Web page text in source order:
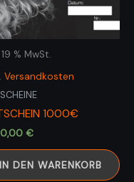
% MwSt.
Versandkosten
1000€
€
IN DEN WARENKORB